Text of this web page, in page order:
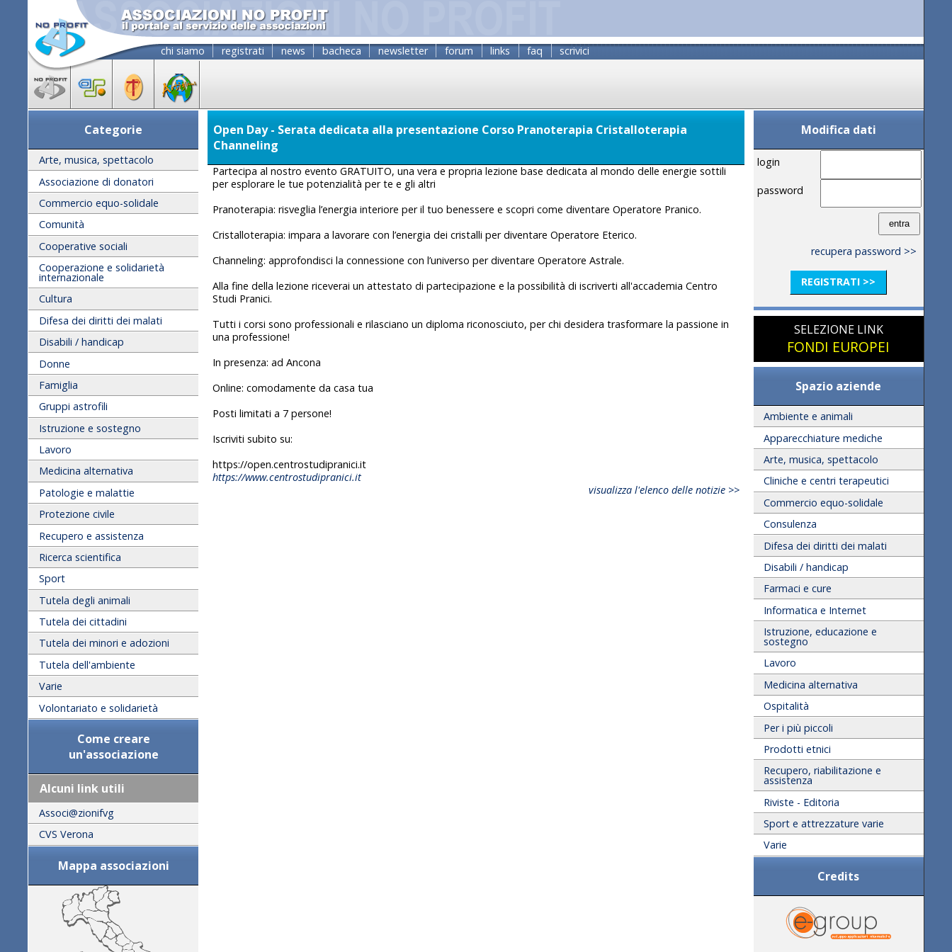
chi siamo registrati news bacheca newsletter forum links faq scrivici
Categorie
Arte, musica, spettacolo
Associazione di donatori
Commercio equo-solidale
Comunità
Cooperative sociali
Cooperazione e solidarietà
internazionale
Cultura
Difesa dei diritti dei malati
Disabili / handicap
Donne
Famiglia
Gruppi astrofili
Istruzione e sostegno
Lavoro
Medicina alternativa
Patologie e malattie
Protezione civile
Recupero e assistenza
Ricerca scientifica
Sport
Tutela degli animali
Tutela dei cittadini
Tutela dei minori e adozioni
Tutela dell'ambiente
Varie
Volontariato e solidarietà
Come creare
un'associazione
Alcuni link utili
Associ@zionifvg
CVS Verona
Mappa associazioni
Open Day - Serata dedicata alla presentazione Corso Pranoterapia Cristalloterapia
Channeling
Partecipa al nostro evento GRATUITO, una vera e propria lezione base dedicata al mondo delle energie sottili
per esplorare le tue potenzialità per te e gli altri
Pranoterapia: risveglia l’energia interiore per il tuo benessere e scopri come diventare Operatore Pranico.
Cristalloterapia: impara a lavorare con l’energia dei cristalli per diventare Operatore Eterico.
Channeling: approfondisci la connessione con l’universo per diventare Operatore Astrale.
Alla fine della lezione riceverai un attestato di partecipazione e la possibilità di iscriverti all'accademia Centro
Studi Pranici.
Tutti i corsi sono professionali e rilasciano un diploma riconosciuto, per chi desidera trasformare la passione in
una professione!
In presenza: ad Ancona
Online: comodamente da casa tua
Posti limitati a 7 persone!
Iscriviti subito su:
https://open.centrostudipranici.it
https://www.centrostudipranici.it
visualizza l'elenco delle notizie >>
Modifica dati
login
password
recupera password >>
REGISTRATI >>
SELEZIONE LINK
FONDI EUROPEI
Spazio aziende
Ambiente e animali
Apparecchiature mediche
Arte, musica, spettacolo
Cliniche e centri terapeutici
Commercio equo-solidale
Consulenza
Difesa dei diritti dei malati
Disabili / handicap
Farmaci e cure
Informatica e Internet
Istruzione, educazione e
sostegno
Lavoro
Medicina alternativa
Ospitalità
Per i più piccoli
Prodotti etnici
Recupero, riabilitazione e
assistenza
Riviste - Editoria
Sport e attrezzature varie
Varie
Credits